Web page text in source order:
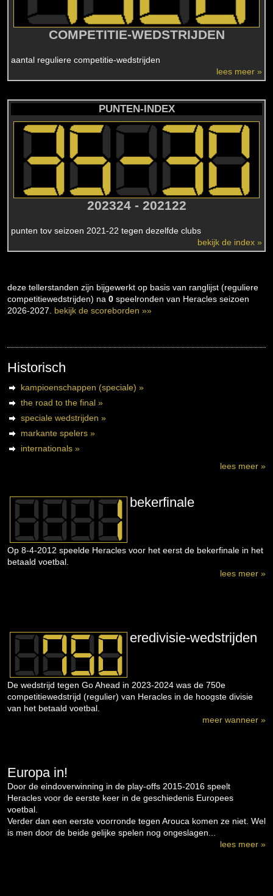
COMPETITIE-WEDSTRIJDEN
aantal reguliere competitie-wedstrijden
lees meer »
PUNTEN-INDEX
202324 - 202122
punten tov seizoen 2021-22 tegen dezelfde clubs
bekijk de index »
deze tellerstanden zijn bijgewerkt op basis van ranglijst (reguliere
competitiewedstrijden) na 0 speelronden van Heracles seizoen
2026-2027. bekijk de scoreborden »»
Historisch
kampioenschappen (speciale) »
the road to the final »
speciale wedstrijden »
markante spelers »
internationals »
lees meer »
bekerfinale
Op 8-4-2012 speelde Heracles voor het eerst de bekerfinale in het
betaald voetbal.
lees meer »
eredivisie-wedstrijden
De wedstrijd tegen Go Ahead in 2023-2024 was de 750e
competitiewedstrijd (regulier) van Heracles in de hoogste divisie
van het betaald voetbal.
meer wanneer »
Europa in!
Door de eindoverwinning in de play-offs 2015-2016 speelt
Heracles voor de eerste keer in de geschiedenis Europees
voetbal.
Verder dan een eerste voorronde tegen Arouca komen ze niet. Wel
is men door de beide gelijke spelen nog ongeslagen...
lees meer »